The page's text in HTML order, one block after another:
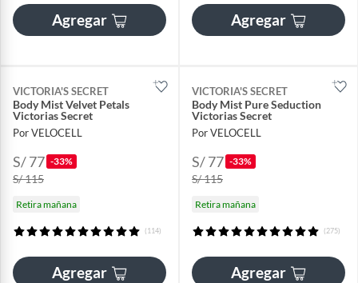
Agregar Agregar
VICTORIA'S SECRET
Body Mist Velvet Petals
Victorias Secret
Por VELOCELL
S/ 77 -33%
S/ 115
Retira mañana
(114)
Agregar
VICTORIA'S SECRET
Body Mist Pure Seduction
Victorias Secret
Por VELOCELL
S/ 77 -33%
S/ 115
Retira mañana
(275)
Agregar